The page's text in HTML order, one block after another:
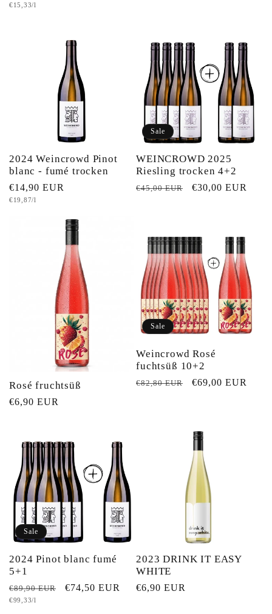
Preis
Grundpreis
€15,33/l
2024 Weincrowd Pinot
blanc - fumé trocken
Normaler
Preis
€14,90 EUR
Grundpreis
€19,87/l
Sale
WEINCROWD 2025
Riesling trocken 4+2
Normaler
€45,00 EUR Verkaufspreis
€30,00 EUR
Rosé fruchtsüß
Normaler
€6,90 EUR
Sale
Weincrowd Rosé
fuchtsüß 10+2
Normaler
€82,80 EUR Verkaufspreis
€69,00 EUR
Sale
2024 Pinot blanc fumé
5+1
Normaler
Preis
€89,90 EUR Verkaufspreis
€74,50 EUR
Grundpreis
€99,33/l
2023 DRINK IT EASY
WHITE
Normaler
€6,90 EUR